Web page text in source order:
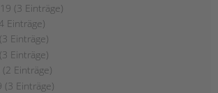
(3 Einträge)
Einträge)
Einträge)
Einträge)
Einträge)
(3 Einträge)